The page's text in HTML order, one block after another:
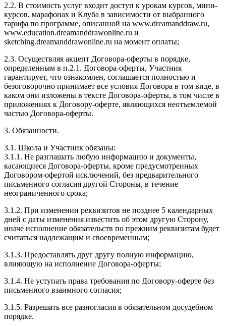
2.2. В стоимость услуг входит доступ к урокам курсов, мини-
курсов, марафонах и Клуба в зависимости от выбранного
тарифа по программе, описанной на www.dreamanddraw.ru,
www.education.dreamanddrawonline.ru и
sketching.dreamanddrawonline.ru на момент оплаты;
2.3. Осуществляя акцепт Договора-оферты в порядке,
определенным в п.2.1. Договора-оферты, Участник
гарантирует, что ознакомлен, соглашается полностью и
безоговорочно принимает все условия Договора в том виде, в
каком они изложены в тексте Договора-оферты, в том числе в
приложениях к Договору-оферте, являющихся неотъемлемой
частью Договора-оферты.
3. Обязанности.
3.1. Школа и Участник обязаны:
3.1.1. Не разглашать любую информацию и документы,
касающиеся Договора-оферты, кроме предусмотренных
Договором-офертой исключений, без предварительного
письменного согласия другой Стороны, в течение
неограниченного срока;
3.1.2. При изменении реквизитов не позднее 5 календарных
дней с даты изменения известить об этом другую Сторону,
иначе исполнение обязательств по прежним реквизитам будет
считаться надлежащим и своевременным;
3.1.3. Предоставлять друг другу полную информацию,
влияющую на исполнение Договора-оферты;
3.1.4. Не уступать права требования по Договору-оферте без
письменного взаимного согласия;
3.1.5. Разрешать все разногласия в обязательном досудебном
порядке.